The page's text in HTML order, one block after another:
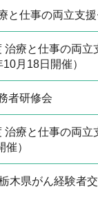
と仕事の両立支
治療と仕事の両立
月18日開催）
者研修会
治療と仕事の両立
）
木県がん経験者